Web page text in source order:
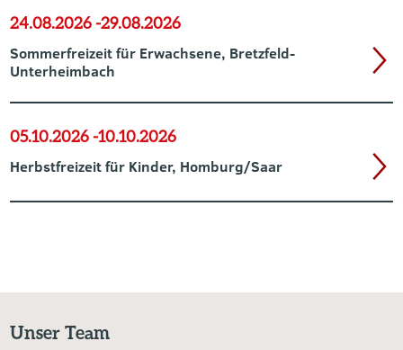
24.08.2026 -29.08.2026
Sommerfreizeit für Erwachsene, Bretzfeld-
Unterheimbach
05.10.2026 -10.10.2026
Herbstfreizeit für Kinder, Homburg/Saar
Unser Team